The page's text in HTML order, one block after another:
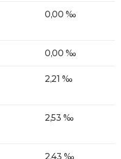
0,00 ‰
0,00 ‰
2,21 ‰
2,53 ‰
2,43 ‰